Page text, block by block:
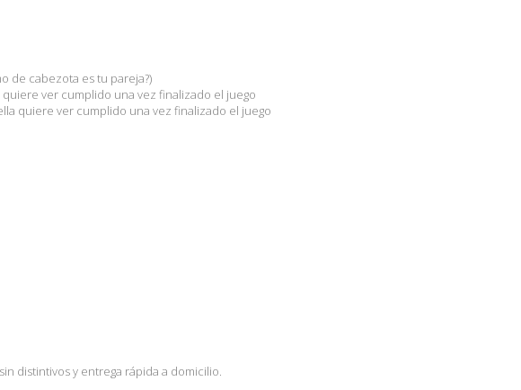
de cabezota es tu pareja?)
ver cumplido una vez finalizado el juego
quiere ver cumplido una vez finalizado el juego
distintivos y entrega rápida a domicilio.